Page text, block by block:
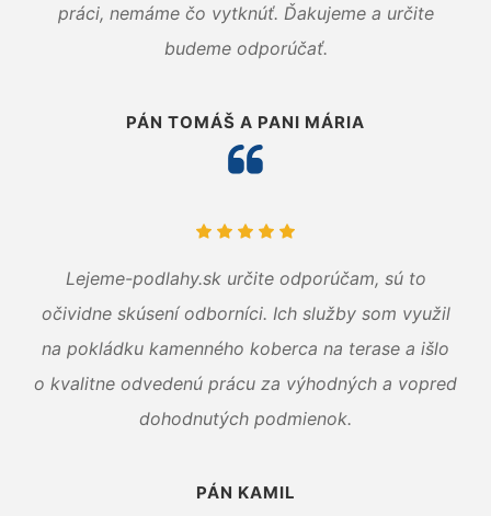
práci, nemáme čo vytknúť. Ďakujeme a určite
budeme odporúčať.
PÁN TOMÁŠ A PANI MÁRIA
Lejeme-podlahy.sk určite odporúčam, sú to
očividne skúsení odborníci. Ich služby som využil
na pokládku kamenného koberca na terase a išlo
o kvalitne odvedenú prácu za výhodných a vopred
dohodnutých podmienok.
PÁN KAMIL